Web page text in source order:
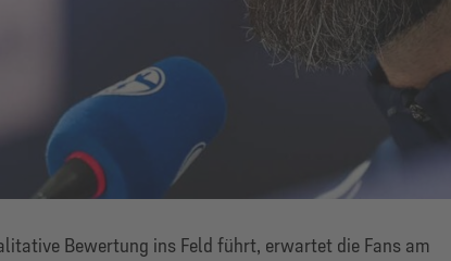
Bewertung ins Feld führt, erwartet die Fans am